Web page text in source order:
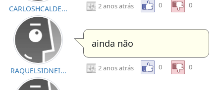
CARLOSHCALDE... 2 anos atrás 0 0
RAQUELSIDNEI...
ainda não
2 anos atrás 0 0